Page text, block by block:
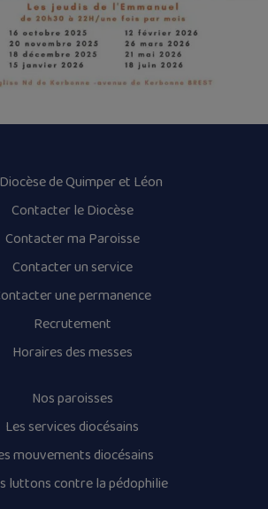
de Quimper et Léon
Contacter le Diocèse
Contacter ma Paroisse
Contacter un service
une permanence
Recrutement
Horaires des messes
Nos paroisses
Les services diocésains
mouvements diocésains
luttons contre la pédophilie